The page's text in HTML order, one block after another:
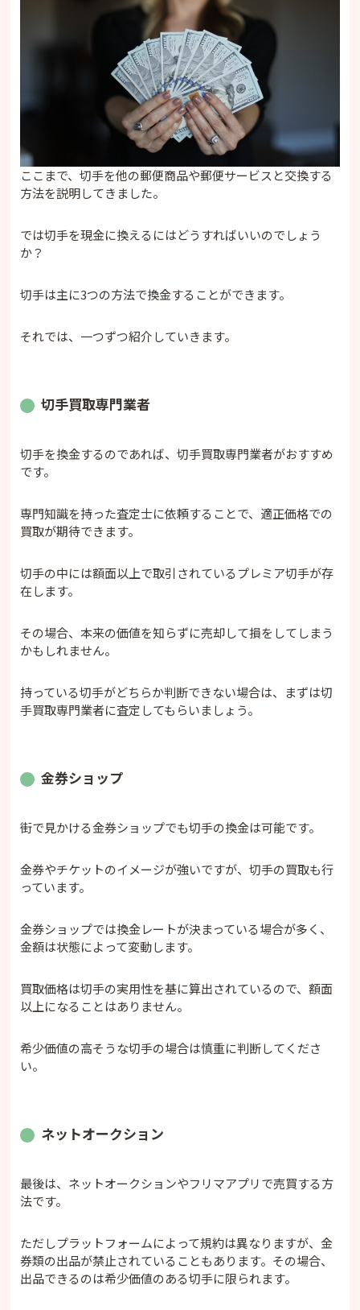
ここまで、切手を他の郵便商品や郵便サービスと交換する
方法を説明してきました。
では切手を現金に換えるにはどうすればいいのでしょう
か？
切手は主に3つの方法で換金することができます。
それでは、一つずつ紹介していきます。
切手買取専門業者
切手を換金するのであれば、切手買取専門業者がおすすめ
です。
専門知識を持った査定士に依頼することで、適正価格での
買取が期待できます。
切手の中には額面以上で取引されているプレミア切手が存
在します。
その場合、本来の価値を知らずに売却して損をしてしまう
かもしれません。
持っている切手がどちらか判断できない場合は、まずは切
手買取専門業者に査定してもらいましょう。
金券ショップ
街で見かける金券ショップでも切手の換金は可能です。
金券やチケットのイメージが強いですが、切手の買取も行
っています。
金券ショップでは換金レートが決まっている場合が多く、
金額は状態によって変動します。
買取価格は切手の実用性を基に算出されているので、額面
以上になることはありません。
希少価値の高そうな切手の場合は慎重に判断してくださ
い。
ネットオークション
最後は、ネットオークションやフリマアプリで売買する方
法です。
ただしプラットフォームによって規約は異なりますが、金
券類の出品が禁止されていることもあります。その場合、
出品できるのは希少価値のある切手に限られます。